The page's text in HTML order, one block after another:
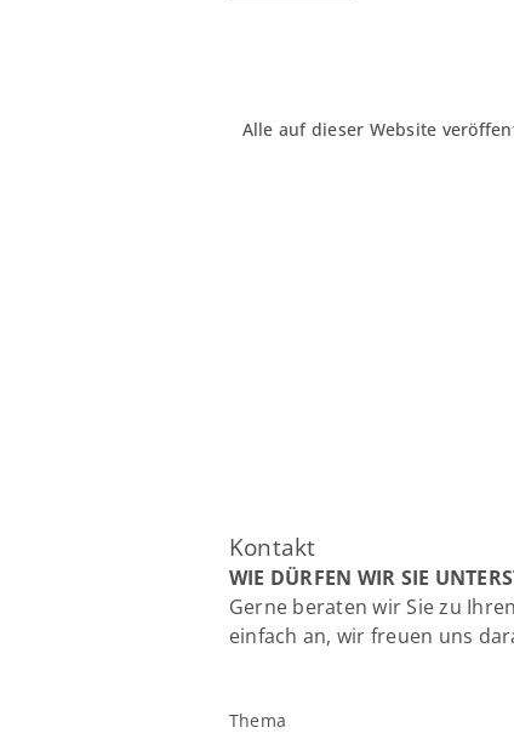
Alle auf dieser Website
Kontakt
WIE DÜRFEN WIR SIE
Gerne beraten wir Sie zu
einfach an, wir freuen uns
Thema